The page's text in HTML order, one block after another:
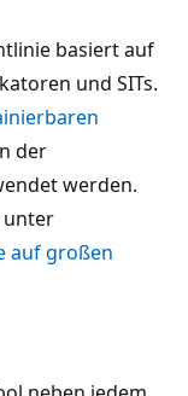
basiert auf
und SITs.
der
werden.
unter
auf großen